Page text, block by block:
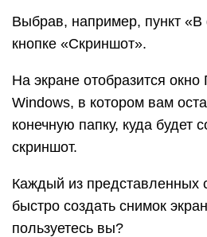
Выбрав, например, пункт
кнопке «Скриншот».
На экране отобразится
Windows, в котором вам
конечную папку, куда будет
скриншот.
Каждый из представленных
быстро создать снимок
пользуетесь вы?